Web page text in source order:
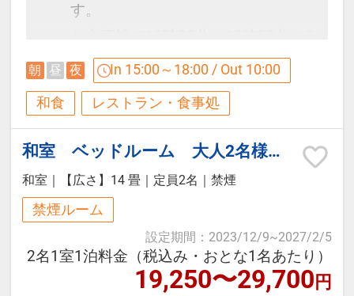
す。
お食事処で18時30分・19時30分の2
通りのご案内でチェックイン時にお
時間を伺っております。
御朝食は、和定食です。
御夕食と同じ場所で7時30分・8時・
※アレルギー対応をしております。
ご宿泊日3日前までにご連絡下さ
い。当日はお受けできません。
朝 昼 夜 In 15:00～18:00 / Out 10:00
和食 レストラン・食事処
和室 ベッドルーム 大人2名様専用【禁煙】
和室 【広さ】14 畳 定員2名 禁煙
禁煙ルーム
設定期間 ： 2023/12/9~2027/2/5
2名1室1泊料金（税込み・おとな1名あたり）
19,250〜29,700円